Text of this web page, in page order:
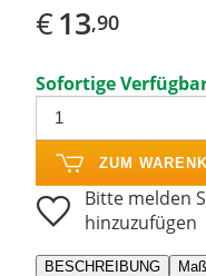
€13,90
Sofortige
ZUM
Bitte melden
hinzuzufügen
BESCHREIBUNG